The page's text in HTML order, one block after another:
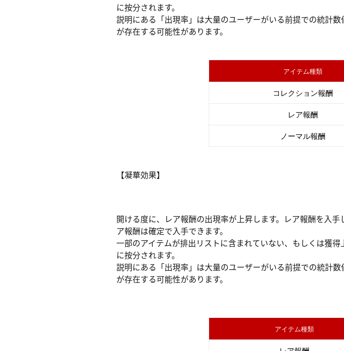
に按分されます。
説明にある「出現率」は大量のユーザーがいる前提での統計
が存在する可能性があります。
アイテム種類
コレクション報酬
レア報酬
ノーマル報酬
【凝華効果】
開ける度に、レア報酬の出現率が上昇します。レア報酬を入
ア報酬は確定で入手できます。
一部のアイテムが排出リストに含まれていない、もしくは獲
に按分されます。
説明にある「出現率」は大量のユーザーがいる前提での統計
が存在する可能性があります。
アイテム種類